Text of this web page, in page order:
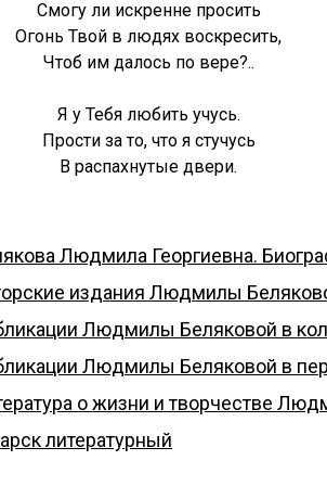
Смогу ли искренне просить
Огонь Твой в людях воскресить,
Чтоб им далось по вере?..
Я у Тебя любить учусь.
Прости за то, что я стучусь
В распахнутые двери.
Людмила Георгиевна.
издания Людмилы
Людмилы Беляковой в
Людмилы Беляковой в
о жизни и творчестве
литературный